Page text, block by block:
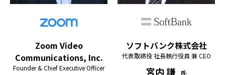
Zoom Video
Communications, Inc.
Founder & Chief Executive Officer
ソフトバンク株式会社
代表取締役 社長執行役員 兼 CEO
宮内 謙